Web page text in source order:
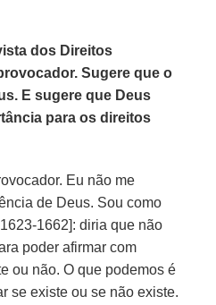
dos Direitos
Sugere que o
E sugere que Deus
para os direitos
Eu não me
de Deus. Sou como
1662]: diria que não
poder afirmar com
ou não. O que podemos é
se existe ou se não existe.